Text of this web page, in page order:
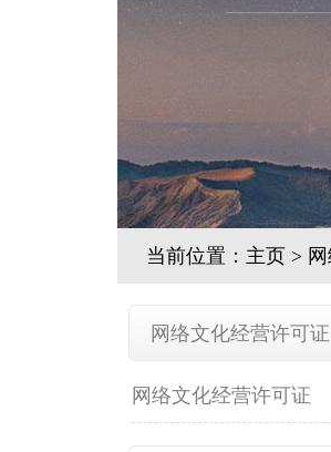
当前位置： 主页>
网络文化经营许可证
网络文化经营许可证